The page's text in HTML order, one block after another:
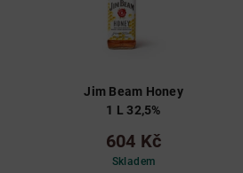
Jim Beam Honey
1 L 32,5%
604 Kč
Skladem